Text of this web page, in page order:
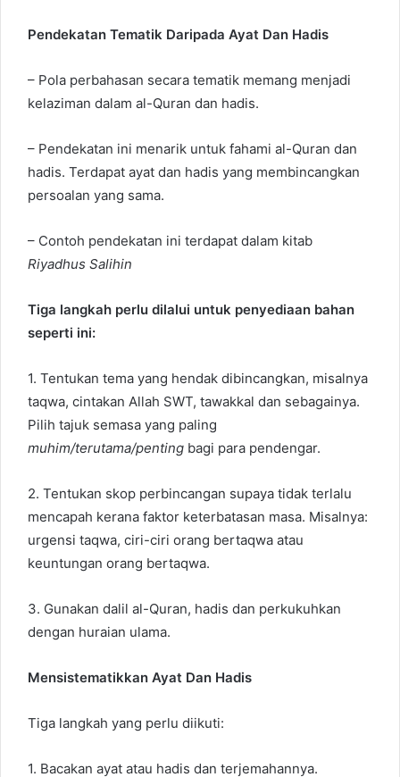
Pendekatan Tematik Daripada Ayat Dan Hadis
– Pola perbahasan secara tematik memang menjadi
kelaziman dalam al-Quran dan hadis.
– Pendekatan ini menarik untuk fahami al-Quran dan
hadis. Terdapat ayat dan hadis yang membincangkan
persoalan yang sama.
– Contoh pendekatan ini terdapat dalam kitab
Riyadhus Salihin
Tiga langkah perlu dilalui untuk penyediaan bahan
seperti ini:
1. Tentukan tema yang hendak dibincangkan, misalnya
taqwa, cintakan Allah SWT, tawakkal dan sebagainya.
Pilih tajuk semasa yang paling
muhim/terutama/penting bagi para pendengar.
2. Tentukan skop perbincangan supaya tidak terlalu
mencapah kerana faktor keterbatasan masa. Misalnya:
urgensi taqwa, ciri-ciri orang bertaqwa atau
keuntungan orang bertaqwa.
3. Gunakan dalil al-Quran, hadis dan perkukuhkan
dengan huraian ulama.
Mensistematikkan Ayat Dan Hadis
Tiga langkah yang perlu diikuti:
1. Bacakan ayat atau hadis dan terjemahannya.